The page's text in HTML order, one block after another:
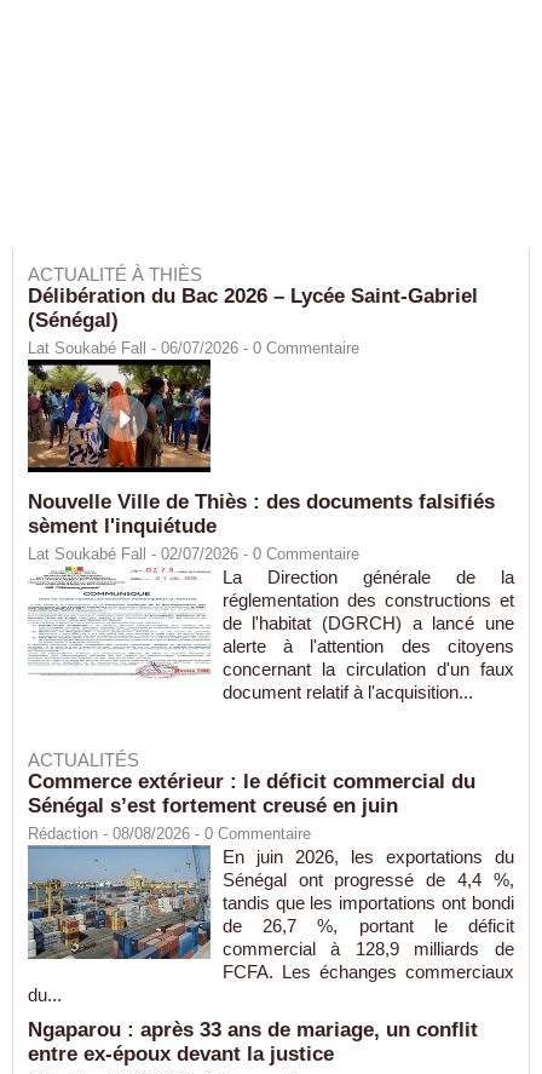
ACTUALITÉ À THIÈS
Délibération du Bac 2026 – Lycée Saint-Gabriel
(Sénégal)
Lat Soukabé Fall - 06/07/2026 - 0 Commentaire
Nouvelle Ville de Thiès : des documents falsifiés
sèment l'inquiétude
Lat Soukabé Fall - 02/07/2026 - 0 Commentaire
La Direction générale de la
réglementation des constructions et
de l'habitat (DGRCH) a lancé une
alerte à l'attention des citoyens
concernant la circulation d'un faux
document relatif à l'acquisition...
ACTUALITÉS
Commerce extérieur : le déficit commercial du
Sénégal s’est fortement creusé en juin
Rédaction - 08/08/2026 - 0 Commentaire
En juin 2026, les exportations du
Sénégal ont progressé de 4,4 %,
tandis que les importations ont bondi
de 26,7 %, portant le déficit
commercial à 128,9 milliards de
FCFA. Les échanges commerciaux
du...
Ngaparou : après 33 ans de mariage, un conflit
entre ex-époux devant la justice